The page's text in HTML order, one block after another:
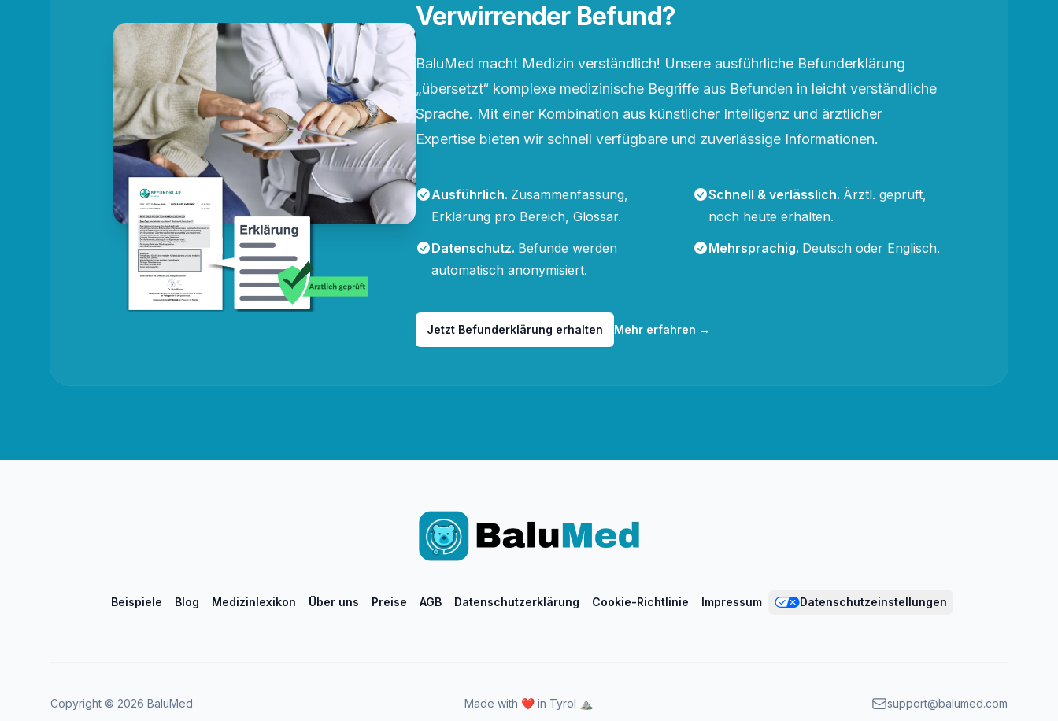
Verwirrender Befund?
BaluMed macht Medizin verständlich! Unsere ausführliche Befunderklärung
„übersetzt“ komplexe medizinische Begriffe aus Befunden in leicht verständliche
Sprache. Mit einer Kombination aus künstlicher Intelligenz und ärztlicher
Expertise bieten wir schnell verfügbare und zuverlässige Informationen.
Ausführlich. Zusammenfassung,
Erklärung pro Bereich, Glossar.
Schnell & verlässlich. Ärztl. geprüft,
noch heute erhalten.
Datenschutz. Befunde werden
automatisch anonymisiert.
Mehrsprachig. Deutsch oder Englisch.
Jetzt Befunderklärung erhalten Mehr erfahren →
Beispiele Blog Medizinlexikon Über uns Preise AGB Datenschutzerklärung Cookie-Richtlinie Impressum Datenschutzeinstellungen
support@balumed.com
Made with ❤️ in Tyrol ⛰️
Copyright © 2026 BaluMed